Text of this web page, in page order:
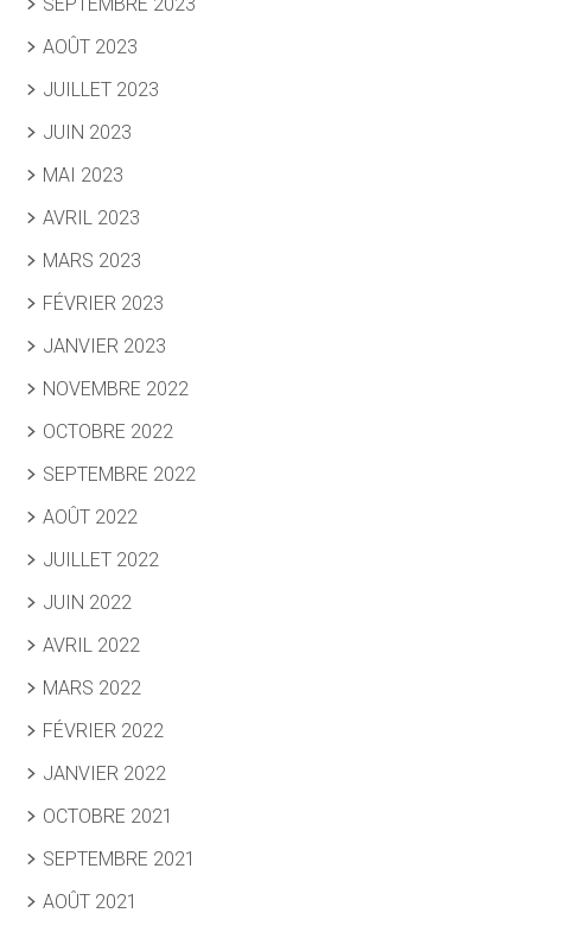
AOÛT 2023
JUILLET 2023
JUIN 2023
MAI 2023
AVRIL 2023
MARS 2023
FÉVRIER 2023
JANVIER 2023
NOVEMBRE 2022
OCTOBRE 2022
SEPTEMBRE 2022
AOÛT 2022
JUILLET 2022
JUIN 2022
AVRIL 2022
MARS 2022
FÉVRIER 2022
JANVIER 2022
OCTOBRE 2021
SEPTEMBRE 2021
AOÛT 2021